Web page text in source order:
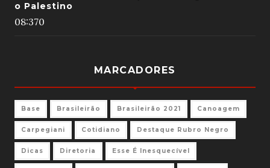
o Palestino
08:370
MARCADORES
Base Brasileirão Brasileirão 2021 Canoagem
Carpegiani Cotidiano Destaque Rubro Negro
Dicas Diretoria Esse É Inesquecível